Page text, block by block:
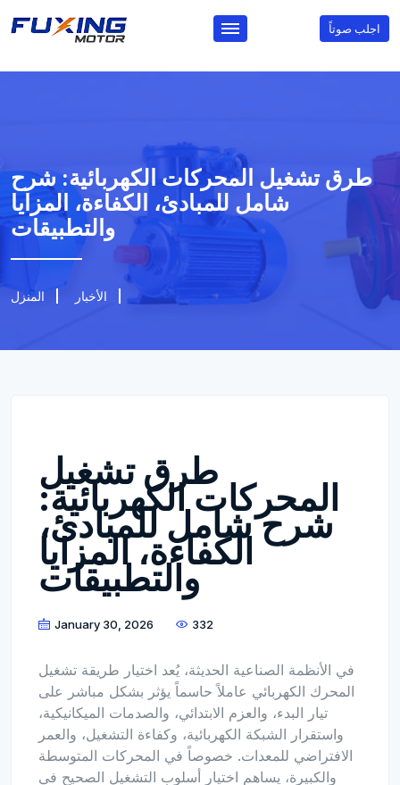
اجلب صوتاً
طرق تشغيل المحركات الكهربائية: شرح
شامل للمبادئ، الكفاءة، المزايا
والتطبيقات
المنزل الأخبار
طرق تشغيل
المحركات الكهربائية:
شرح شامل للمبادئ،
الكفاءة، المزايا
والتطبيقات
January 30, 2026 332
في الأنظمة الصناعية الحديثة، يُعد اختيار طريقة تشغيل
المحرك الكهربائي عاملاً حاسماً يؤثر بشكل مباشر على
تيار البدء، والعزم الابتدائي، والصدمات الميكانيكية،
واستقرار الشبكة الكهربائية، وكفاءة التشغيل، والعمر
الافتراضي للمعدات. خصوصاً في المحركات المتوسطة
والكبيرة، يساهم اختيار أسلوب التشغيل الصحيح في